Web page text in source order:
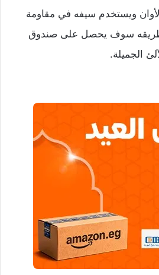
ويستخدم سيفه في مقاومة
طريقه سوف يحصل على صندوق
الجميلة.